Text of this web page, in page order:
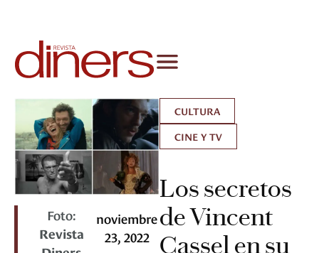
Foto:
Revista
noviembre
23, 2022
CULTURA
CINE Y TV
Los secretos
de Vincent
Cassel en su